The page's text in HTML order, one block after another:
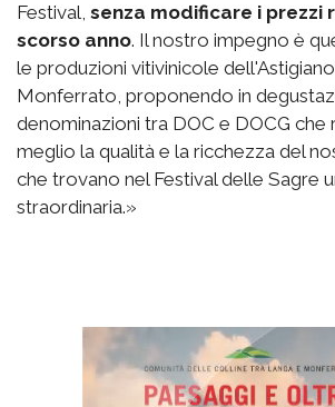
Festival, senza modificare i prezzi
scorso anno. Il nostro impegno è
le produzioni vitivinicole
Monferrato, proponendo in
denominazioni tra DOC e DOCG che
meglio la qualità e la ricchezza del
che trovano nel Festival delle Sagre
straordinaria.»